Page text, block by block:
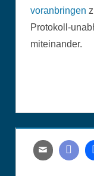
voranbringen
Protokoll-
miteinander.